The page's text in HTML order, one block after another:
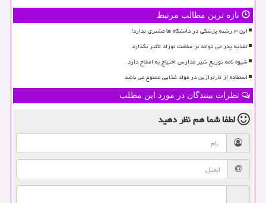
تازه ترین مطالب مرتبط
این ۳ رشته پزشکی در دانشگاه ها مشتری ندارد!
تغذیه پدر می تواند بر سلامت نوزاد تأثیر بگذارد
شیوه نامه توزیع شیر مدارس احتیاج به اصلاح دارد
استفاده از تارترازین در مواد غذایی ممنوع می باشد
نظرات بینندگان در مورد این مطلب
لطفا شما همنظر دهید